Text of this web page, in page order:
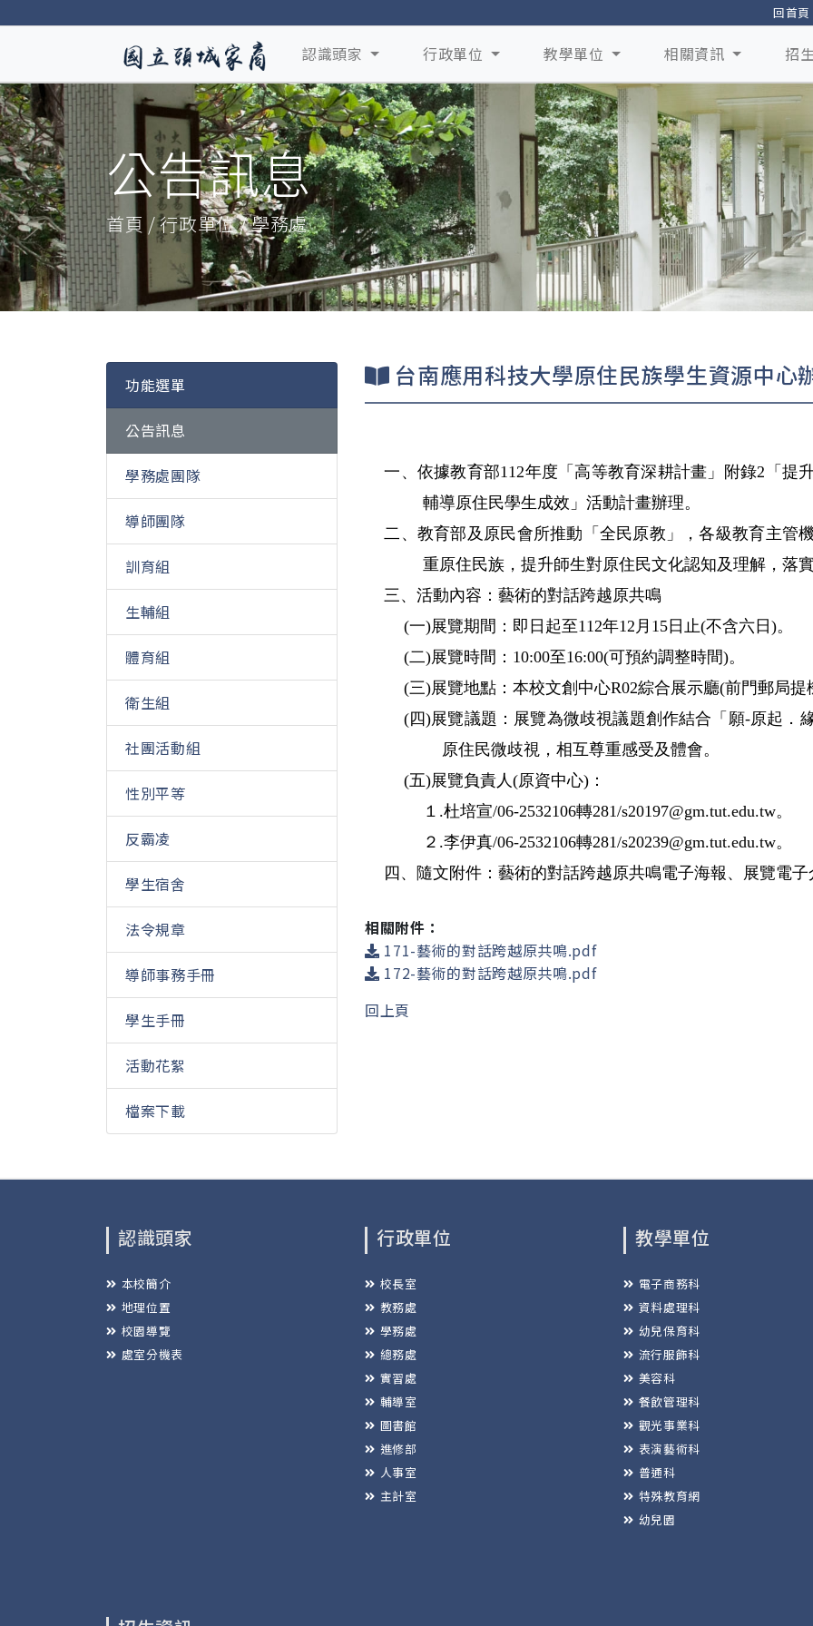
回首頁
認識頭家 行政單位 教學單位 相關資訊 招
公告訊息
首頁 / 行政單位 / 學務處
功能選單
公告訊息
學務處團隊
導師團隊
訓育組
生輔組
體育組
衛生組
社團活動組
性別平等
反霸凌
學生宿舍
法令規章
導師事務手冊
學生手冊
活動花絮
檔案下載
台南應用科技大學原住民族學生資源中心
一、 依據教育部112年度「高等教育深耕計畫」附錄2「提
輔導原住民學生成效」活動計畫辦理。
二、 教育部及原民會所推動「全民原教」，各級教育主管
重原住民族，提升師生對原住民文化認知及理解，落
三、活動內容：藝術的對話跨越原共鳴
(一)展覽期間：即日起至112年12月15日止(不含六日)。
(二)展覽時間：10:00至16:00(可預約調整時間)。
(三)展覽地點：本校文創中心R02綜合展示廳(前門郵局提
(四)展覽議題：展覽為微歧視議題創作結合「願-原起．
原住民微歧視，相互尊重感受及體會。
(五)展覽負責人(原資中心)：
１ .杜培宣/06-2532106轉281/s20197@gm.tut.edu.tw。
２ .李伊真/06-2532106轉281/s20239@gm.tut.edu.tw。
四、 隨文附件：藝術的對話跨越原共鳴電子海報、展覽電子
相關附件：
171-藝術的對話跨越原共鳴.pdf
172-藝術的對話跨越原共鳴.pdf
回上頁
認識頭家
本校簡介
地理位置
校園導覽
處室分機表
行政單位
校長室
教務處
學務處
總務處
實習處
輔導室
圖書館
進修部
人事室
主計室
教學單位
電子商務科
資料處理科
幼兒保育科
流行服飾科
美容科
餐飲管理科
觀光事業科
表演藝術科
普通科
特殊教育網
幼兒園